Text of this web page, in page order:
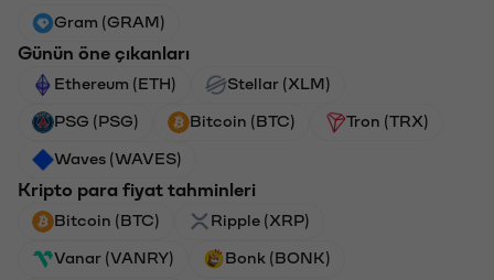
Gram (GRAM)
Günün öne çıkanları
Ethereum (ETH) Stellar (XLM)
PSG (PSG) Bitcoin (BTC) Tron (TRX)
Waves (WAVES)
Kripto para fiyat tahminleri
Bitcoin (BTC) Ripple (XRP)
Vanar (VANRY) Bonk (BONK)